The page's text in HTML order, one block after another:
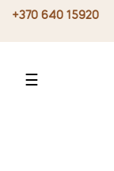
+370 640 15920
Toggle
☰